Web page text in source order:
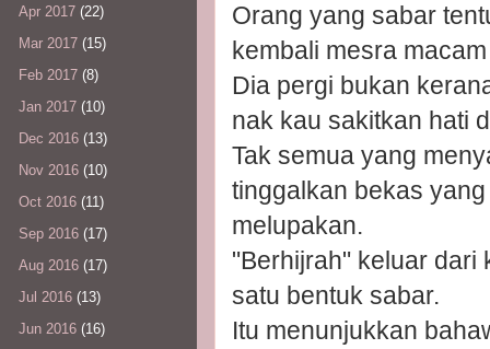
Orang yang sabar
kembali mesra
Dia pergi bukan
nak kau sakitkan hati
Tak semua yang
tinggalkan bekas
melupakan.
"Berhijrah" keluar dari
satu bentuk sabar.
Itu menunjukkan
Apr 2017 (22)
Mar 2017 (15)
Feb 2017 (8)
Jan 2017 (10)
Dec 2016 (13)
Nov 2016 (10)
Oct 2016 (11)
Sep 2016 (17)
Aug 2016 (17)
Jul 2016 (13)
Jun 2016 (16)